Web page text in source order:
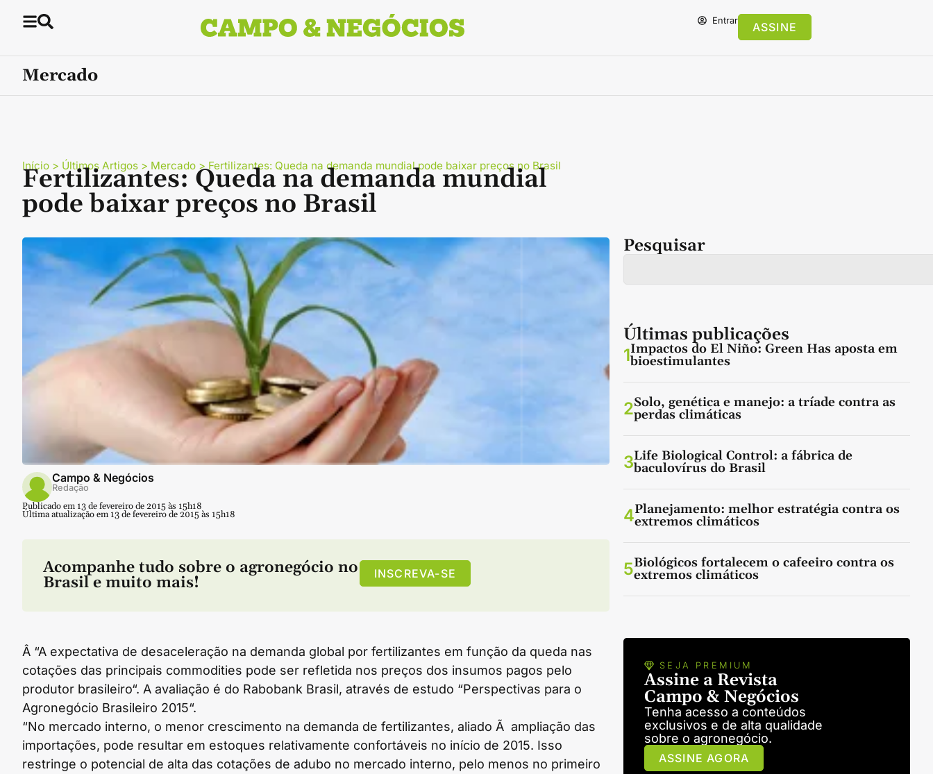
Entrar ASSINE
Mercado
Início > Últimos Artigos > Mercado >Fertilizantes: Queda na demanda mundial pode baixar preços no Brasil
Fertilizantes: Queda na demanda mundial
pode baixar preços no Brasil
Campo & Negócios
Redação
Publicado em 13 de fevereiro de 2015 às 15h18
Última atualização em 13 de fevereiro de 2015 às 15h18
Acompanhe tudo sobre o agronegócio no
Brasil e muito mais! INSCREVA-SE
Â “A expectativa de desaceleração na demanda global por fertilizantes em função da queda nas
cotações das principais commodities pode ser refletida nos preços dos insumos pagos pelo
produtor brasileiro“. A avaliação é do Rabobank Brasil, através de estudo “Perspectivas para o
Agronegócio Brasileiro 2015“.
“No mercado interno, o menor crescimento na demanda de fertilizantes, aliado Ã ampliação das
importações, pode resultar em estoques relativamente confortáveis no início de 2015. Isso
restringe o potencial de alta das cotações de adubo no mercado interno, pelo menos no primeiro
Pesquisar
Últimas publicações
1Impactos do El Niño: Green Has aposta em
bioestimulantes
2Solo, genética e manejo: a tríade contra as
perdas climáticas
3Life Biological Control: a fábrica de
baculovírus do Brasil
4Planejamento: melhor estratégia contra os
extremos climáticos
5Biológicos fortalecem o cafeeiro contra os
extremos climáticos
SEJA PREMIUM
Assine a Revista
Campo & Negócios
Tenha acesso a conteúdos
exclusivos e de alta qualidade
sobre o agronegócio.
ASSINE AGORA